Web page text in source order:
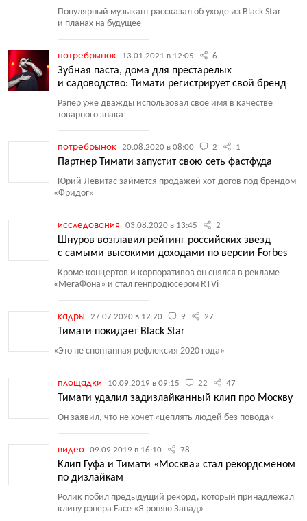
Популярный музыкант рассказал об уходе из Black Star
и планах на будущее
потребрынок 13.01.2021 в 12:05 6
Зубная паста, дома для престарелых
и садоводство: Тимати регистрирует свой бренд
Рэпер уже дважды использовал свое имя в качестве
товарного знака
потребрынок 20.08.2020 в 08:00 2 1
Партнер Тимати запустит свою сеть фастфуда
Юрий Левитас займётся продажей хот-догов под брендом
«Фридог»
исследования 03.08.2020 в 13:45 2
Шнуров возглавил рейтинг российских звезд
с самыми высокими доходами по версии Forbes
Кроме концертов и корпоративов он снялся в рекламе
«МегаФона» и стал генпродюсером RTVi
кадры 27.07.2020 в 12:20 9 27
Тимати покидает Black Star
«Это не спонтанная рефлексия 2020 года»
площадки 10.09.2019 в 09:15 22 47
Тимати удалил задизлайканный клип про Москву
Он заявил, что не хочет «цеплять людей без повода»
видео 09.09.2019 в 16:10 78
Клип Гуфа и Тимати «Москва» стал рекордсменом
по дизлайкам
Ролик побил предыдущий рекорд, который принадлежал
клипу рэпера Face «Я роняю Запад»